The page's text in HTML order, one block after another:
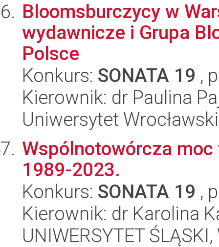
Bloomsburczycy w
wydawnicze i Grupa
Polsce
Konkurs: SONATA 19 ,
Kierownik: dr Paulina
Uniwersytet
Wspólnotowórcza
1989-2023.
Konkurs: SONATA 19 ,
Kierownik: dr Karolina
UNIWERSYTET